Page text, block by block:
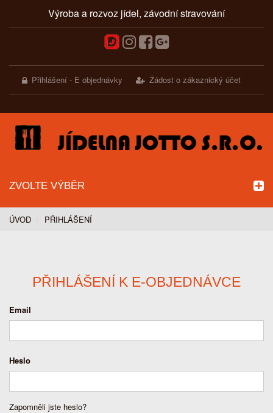
Výroba a rozvoz jídel, závodní stravování
Přihlášení - E objednávky Žádost o zákaznický účet
ZVOLTE VÝBĚR
ÚVOD PŘIHLÁŠENÍ
PŘIHLÁŠENÍ K E-OBJEDNÁVCE
Email
Heslo
Zapomněli jste heslo?